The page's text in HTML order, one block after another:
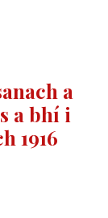
a
a bhí i
1916